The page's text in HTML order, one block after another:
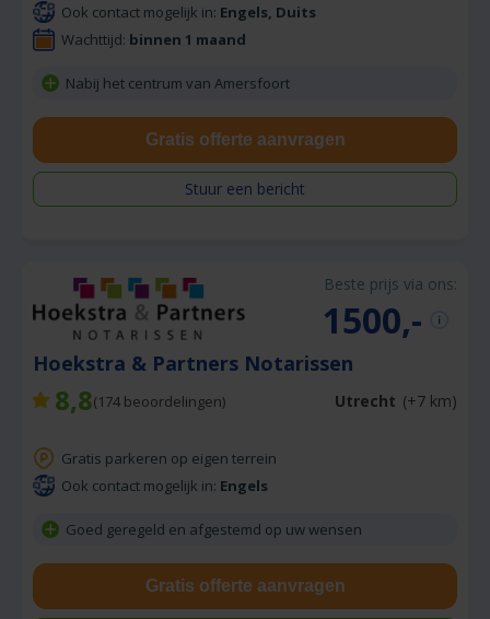
Ook contact mogelijk in: Engels, Duits
Wachttijd: binnen 1 maand
Nabij het centrum van Amersfoort
Gratis offerte aanvragen
Stuur een bericht
Beste prijs via ons:
1500,-
Hoekstra & Partners Notarissen
8,8(174 beoordelingen) Utrecht (+7 km)
Gratis parkeren op eigen terrein
Ook contact mogelijk in: Engels
Goed geregeld en afgestemd op uw wensen
Gratis offerte aanvragen